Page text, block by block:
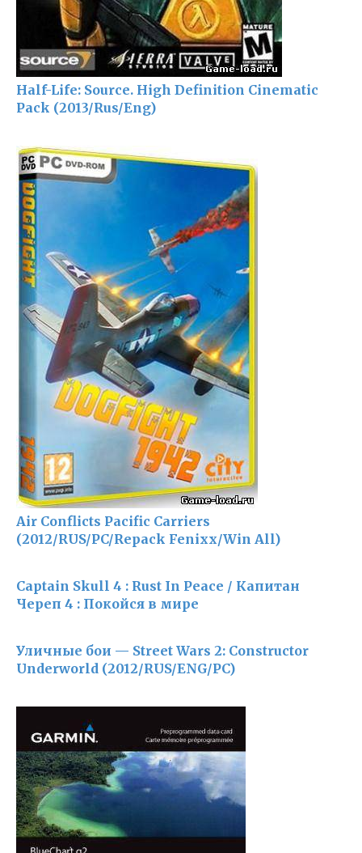
Half-Life: Source. High Definition Cinematic
Pack (2013/Rus/Eng)
Air Conflicts Pacific Carriers
(2012/RUS/PC/Repack Fenixx/Win All)
Captain Skull 4 : Rust In Peace / Капитан
Череп 4 : Покойся в мире
Уличные бои — Street Wars 2: Constructor
Underworld (2012/RUS/ENG/PC)